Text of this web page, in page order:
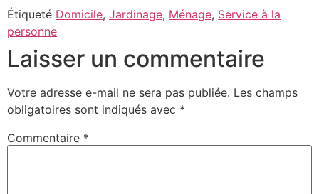
Étiqueté Domicile, Jardinage, Ménage, Service à la
personne
Laisser un commentaire
Votre adresse e-mail ne sera pas publiée. Les champs
obligatoires sont indiqués avec *
Commentaire *